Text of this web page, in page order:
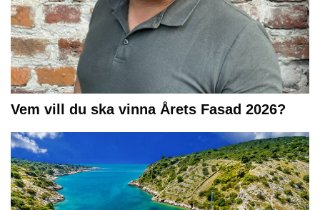
Vem vill du ska vinna Årets Fasad 2026?